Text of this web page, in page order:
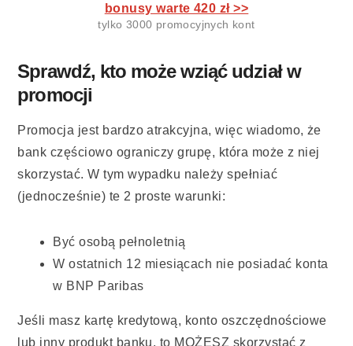
bonusy warte 420 zł >>
tylko 3000 promocyjnych kont
Sprawdź, kto może wziąć udział w
promocji
Promocja jest bardzo atrakcyjna, więc wiadomo, że
bank częściowo ograniczy grupę, która może z niej
skorzystać. W tym wypadku należy spełniać
(jednocześnie) te 2 proste warunki:
Być osobą pełnoletnią
W ostatnich 12 miesiącach nie posiadać konta
w BNP Paribas
Jeśli masz kartę kredytową, konto oszczędnościowe
lub inny produkt banku, to MOŻESZ skorzystać z